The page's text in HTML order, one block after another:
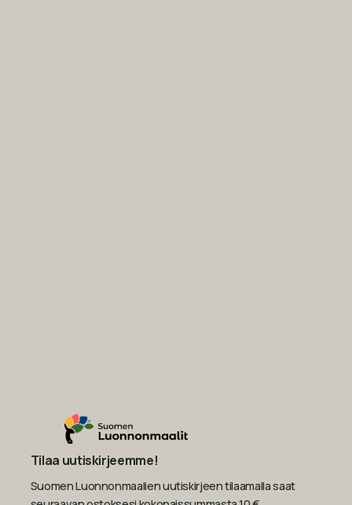
Tilaa uutiskirjeemme!
Suomen Luonnonmaalien uutiskirjeen tilaamalla saat